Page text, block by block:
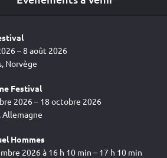
– 8 août 2026
Norvège
Festival
2026 – 18 octobre 2026
Allemagne
Hommes
2026 à 16 h 10 min – 17 h 10 min